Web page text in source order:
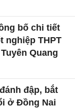
bố chi tiết
nghiệp THPT
Quang
đập, bắt
ở Đồng Nai